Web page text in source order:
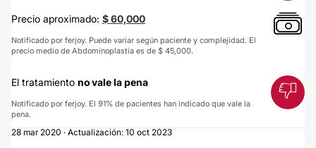
Precio aproximado: $ 60,000
Notificado por ferjoy. Puede variar según paciente y complejidad. El
precio medio de Abdominoplastia es de $ 45,000.
El tratamiento no vale la pena
Notificado por ferjoy. El 91% de pacientes han indicado que vale la
pena.
28 mar 2020 · Actualización: 10 oct 2023